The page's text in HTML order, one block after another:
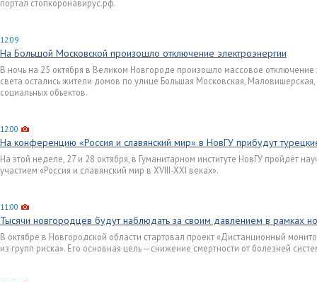
портал стопкоронавирус.рф.
12:09
На Большой Московской произошло отключение электроэнергии
В ночь на 25 октября в Великом Новгороде произошло массовое отключение
света остались жители домов по улице Большая Московская,
социальных объектов.
12:00
На конференцию «Россия и славянский мир» в НовГУ прибудут
На этой неделе, 27 и 28 октября, в Гуманитарном институте НовГУ пройдёт
участием «Россия и славянский мир в XVIII-XXI веках».
11:00
Тысячи новгородцев будут наблюдать за своим давлением в рамках
В октябре в Новгородской области стартовал проект «Дистанционный
из групп риска». Его основная цель — снижение смертности от болезней